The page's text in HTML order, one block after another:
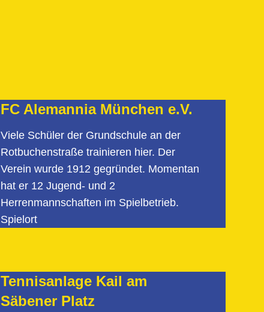
FC Alemannia München e.V.
Viele Schüler der Grundschule an der
Rotbuchenstraße trainieren hier. Der
Verein wurde 1912 gegründet. Momentan
hat er 12 Jugend- und 2
Herrenmannschaften im Spielbetrieb.
Spielort
Tennisanlage Kail am
Säbener Platz